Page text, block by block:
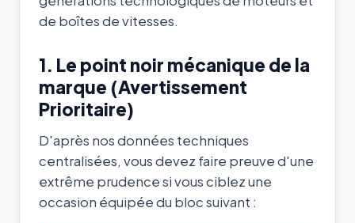
de boîtes de vitesses.
1. Le point noir mécanique de la
marque (Avertissement
Prioritaire)
D'après nos données techniques
centralisées, vous devez faire preuve d'une
extrême prudence si vous ciblez une
occasion équipée du bloc suivant :